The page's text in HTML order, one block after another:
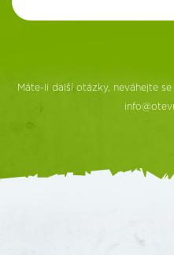
Máte-li další otázky, neváhejte